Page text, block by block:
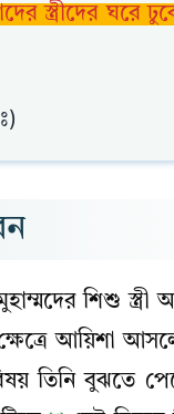
স্ত্রীদের ঘরে
শিশু স্ত্রী
আয়িশা
তিনি বুঝতে